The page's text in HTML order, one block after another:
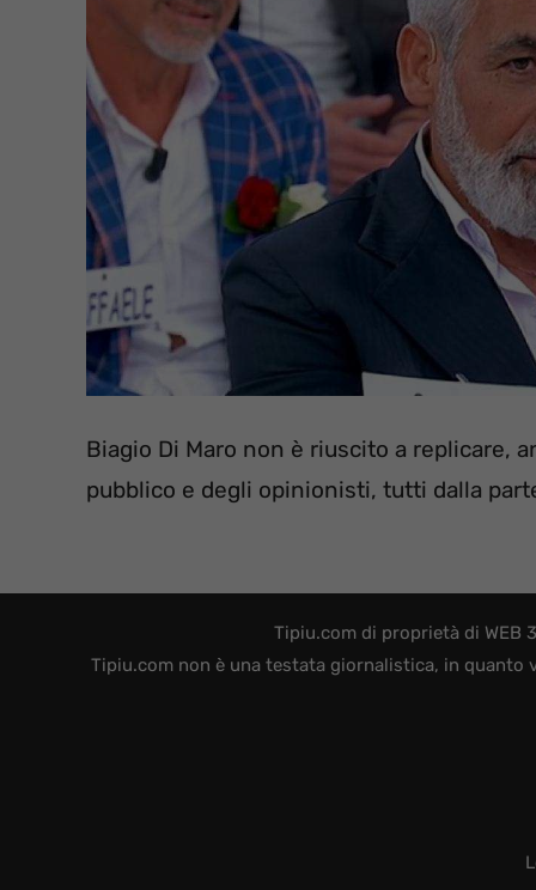
Biagio Di Maro non è riuscito a replicare,
pubblico e degli opinionisti, tutti dalla
Tipiu.com di proprietà di WEB
Tipiu.com non è una testata giornalistica, in quanto